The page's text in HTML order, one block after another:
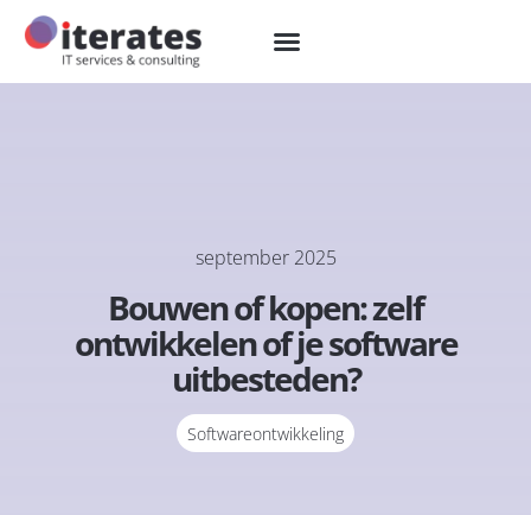
september 2025
Bouwen of kopen: zelf
ontwikkelen of je software
uitbesteden?
Softwareontwikkeling